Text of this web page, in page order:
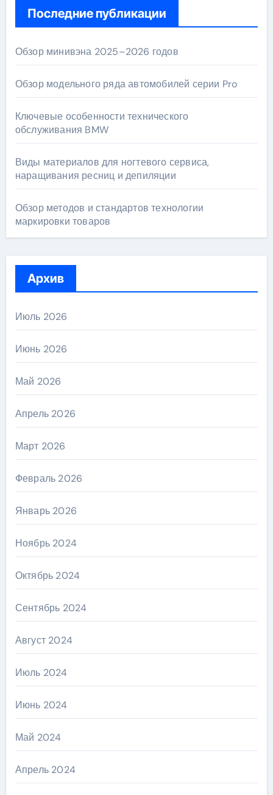
Последние публикации
Обзор минивэна 2025–2026 годов
Обзор модельного ряда автомобилей серии Pro
Ключевые особенности технического
обслуживания BMW
Виды материалов для ногтевого сервиса,
наращивания ресниц и депиляции
Обзор методов и стандартов технологии
маркировки товаров
Архив
Июль 2026
Июнь 2026
Май 2026
Апрель 2026
Март 2026
Февраль 2026
Январь 2026
Ноябрь 2024
Октябрь 2024
Сентябрь 2024
Август 2024
Июль 2024
Июнь 2024
Май 2024
Апрель 2024